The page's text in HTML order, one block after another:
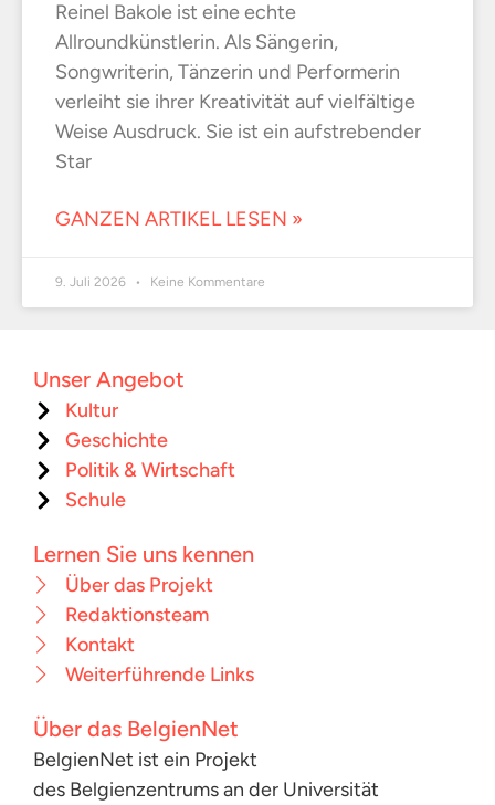
Reinel Bakole ist eine echte
Allroundkünstlerin. Als Sängerin,
Songwriterin, Tänzerin und Performerin
verleiht sie ihrer Kreativität auf vielfältige
Weise Ausdruck. Sie ist ein aufstrebender
Star
GANZEN ARTIKEL LESEN »
9. Juli 2026 Keine Kommentare
Unser Angebot
Kultur
Geschichte
Politik & Wirtschaft
Schule
Lernen Sie uns kennen
Über das Projekt
Redaktionsteam
Kontakt
Weiterführende Links
Über das BelgienNet
BelgienNet ist ein Projekt
des Belgienzentrums an der Universität